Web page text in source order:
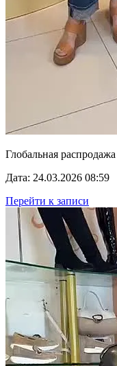
Глобальная
Дата: 24.03.2026 08:59
Перейти к записи